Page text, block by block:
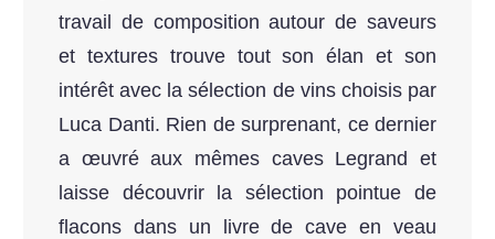
travail de composition autour de saveurs
et textures trouve tout son élan et son
intérêt avec la sélection de vins choisis par
Luca Danti. Rien de surprenant, ce dernier
a œuvré aux mêmes caves Legrand et
laisse découvrir la sélection pointue de
flacons dans un livre de cave en veau